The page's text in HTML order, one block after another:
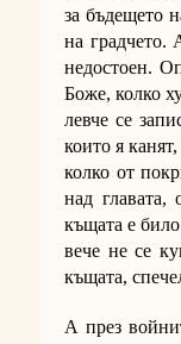
за бъдещето
на градчето.
недостоен.
Боже, колко
левче се
които я
колко от
над главата,
къщата е
вече не се
къщата,
А през